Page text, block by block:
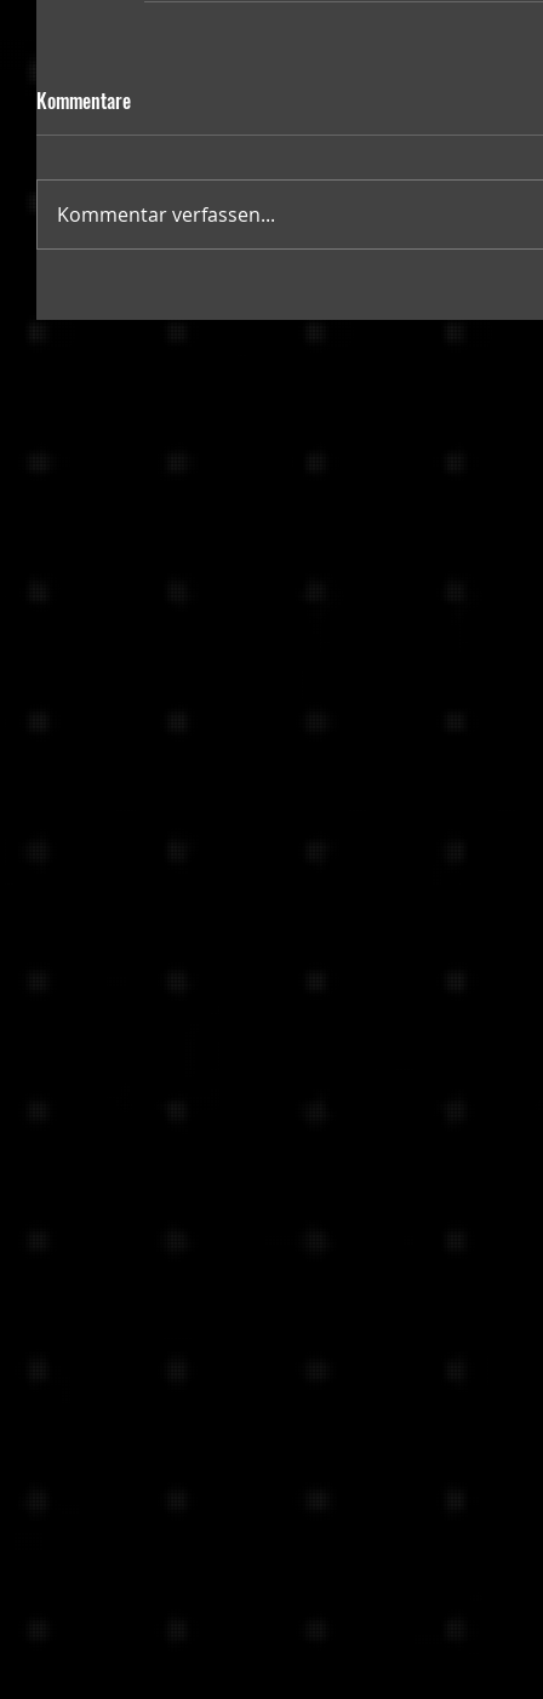
Kommentare
Kommentar verfassen...